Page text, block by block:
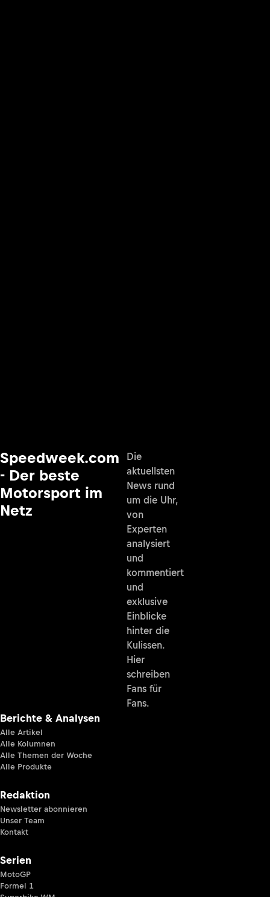
Speedweek.com
- Der beste
Motorsport im
Netz
Die
aktuellsten
News rund
um die Uhr,
von
Experten
analysiert
und
kommentiert
und
exklusive
Einblicke
hinter die
Kulissen.
Hier
schreiben
Fans für
Fans.
Berichte & Analysen
Alle Artikel
Alle Kolumnen
Alle Themen der Woche
Alle Produkte
Redaktion
Newsletter abonnieren
Unser Team
Kontakt
Serien
MotoGP
Formel 1